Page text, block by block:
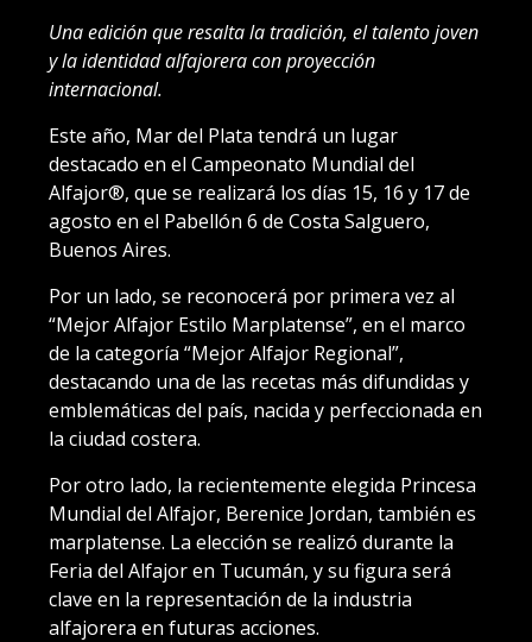
Una edición que resalta la tradición, el talento joven
y la identidad alfajorera con proyección
internacional.
Este año, Mar del Plata tendrá un lugar
destacado en el Campeonato Mundial del
Alfajor®, que se realizará los días 15, 16 y 17 de
agosto en el Pabellón 6 de Costa Salguero,
Buenos Aires.
Por un lado, se reconocerá por primera vez al
“Mejor Alfajor Estilo Marplatense”, en el marco
de la categoría “Mejor Alfajor Regional”,
destacando una de las recetas más difundidas y
emblemáticas del país, nacida y perfeccionada en
la ciudad costera.
Por otro lado, la recientemente elegida Princesa
Mundial del Alfajor, Berenice Jordan, también es
marplatense. La elección se realizó durante la
Feria del Alfajor en Tucumán, y su figura será
clave en la representación de la industria
alfajorera en futuras acciones.